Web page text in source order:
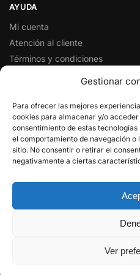
Gestionar
Para ofrecer las mejores
cookies para almacenar y/o
consentimiento de estas
el comportamiento de navegación o
sitio. No consentir o retirar el
negativamente a ciertas
Ver
AYUDA
Mi cuenta
Atención al cliente
Términos y condiciones
SÍGUENOS EN REDES SOCIALES
Facebook
Twitter
Instagram
Youtube
(HANDYTRON